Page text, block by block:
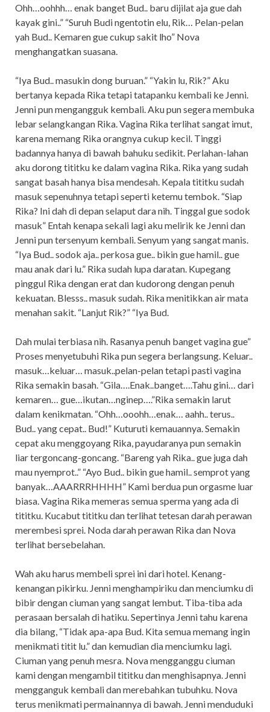
Ohh…oohhh… enak banget Bud.. baru dijilat aja gue dah
kayak gini..” “Suruh Budi ngentotin elu, Rik… Pelan-pelan
yah Bud.. Kemaren gue cukup sakit lho” Nova
menghangatkan suasana.
“Iya Bud.. masukin dong buruan.” “Yakin lu, Rik?” Aku
bertanya kepada Rika tetapi tatapanku kembali ke Jenni.
Jenni pun mengangguk kembali. Aku pun segera membuka
lebar selangkangan Rika. Vagina Rika terlihat sangat imut,
karena memang Rika orangnya cukup kecil. Tinggi
badannya hanya di bawah bahuku sedikit. Perlahan-lahan
aku dorong tititku ke dalam vagina Rika. Rika yang sudah
sangat basah hanya bisa mendesah. Kepala tititku sudah
masuk sepenuhnya tetapi seperti ketemu tembok. “Siap
Rika? Ini dah di depan selaput dara nih. Tinggal gue sodok
masuk” Entah kenapa sekali lagi aku melirik ke Jenni dan
Jenni pun tersenyum kembali. Senyum yang sangat manis.
“Iya Bud.. sodok aja.. perkosa gue.. bikin gue hamil.. gue
mau anak dari lu.” Rika sudah lupa daratan. Kupegang
pinggul Rika dengan erat dan kudorong dengan penuh
kekuatan. Blesss.. masuk sudah. Rika menitikkan air mata
menahan sakit. “Lanjut Rik?” “Iya Bud.
Dah mulai terbiasa nih. Rasanya penuh banget vagina gue”
Proses menyetubuhi Rika pun segera berlangsung. Keluar..
masuk…keluar… masuk..pelan-pelan tetapi pasti vagina
Rika semakin basah. “Gila….Enak..banget….Tahu gini… dari
kemaren… gue…ikutan…nginep….”Rika semakin larut
dalam kenikmatan. “Ohh…ooohh…enak… aahh.. terus..
Bud.. yang cepat.. Bud!” Kuturuti kemauannya. Semakin
cepat aku menggoyang Rika, payudaranya pun semakin
liar tergoncang-goncang. “Bareng yah Rika.. gue juga dah
mau nyemprot..” “Ayo Bud.. bikin gue hamil.. semprot yang
banyak…AAARRRHHHH” Kami berdua pun orgasme luar
biasa. Vagina Rika memeras semua sperma yang ada di
tititku. Kucabut tititku dan terlihat tetesan darah perawan
merembesi sprei. Noda darah perawan Rika dan Nova
terlihat bersebelahan.
Wah aku harus membeli sprei ini dari hotel. Kenang-
kenangan pikirku. Jenni menghampiriku dan menciumku di
bibir dengan ciuman yang sangat lembut. Tiba-tiba ada
perasaan bersalah di hatiku. Sepertinya Jenni tahu karena
dia bilang, “Tidak apa-apa Bud. Kita semua memang ingin
menikmati titit lu.” dan kemudian dia menciumku lagi.
Ciuman yang penuh mesra. Nova mengganggu ciuman
kami dengan mengambil tititku dan menghisapnya. Jenni
mengganguk kembali dan merebahkan tubuhku. Nova
terus menikmati permainannya di bawah. Jenni menduduki